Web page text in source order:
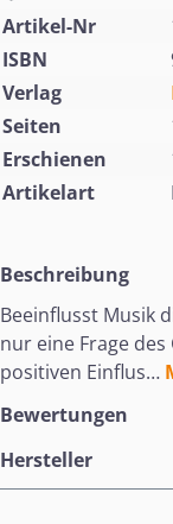
Artikel-Nr
ISBN
Verlag
Seiten
Erschienen
Artikelart
Beschreibung
Beeinflusst Musik
nur eine Frage
positiven Einflus…
Bewertungen
Hersteller